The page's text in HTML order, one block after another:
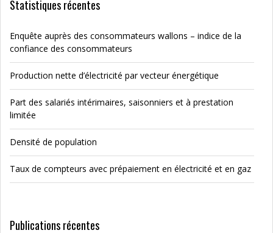
Statistiques récentes
Enquête auprès des consommateurs wallons – indice de la
confiance des consommateurs
Production nette d’électricité par vecteur énergétique
Part des salariés intérimaires, saisonniers et à prestation
limitée
Densité de population
Taux de compteurs avec prépaiement en électricité et en gaz
Publications récentes